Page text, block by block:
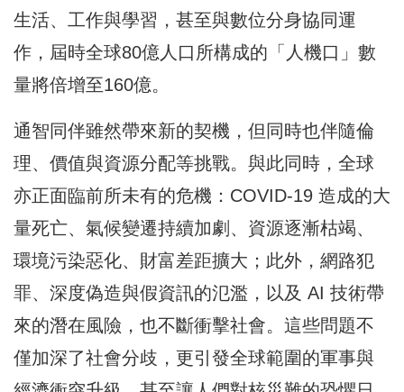
生活、工作與學習，甚至與數位分身協同運
作，屆時全球80億人口所構成的「人機口」數
量將倍增至160億。
通智同伴雖然帶來新的契機，但同時也伴隨倫
理、價值與資源分配等挑戰。與此同時，全球
亦正面臨前所未有的危機：COVID-19 造成的大
量死亡、氣候變遷持續加劇、資源逐漸枯竭、
環境污染惡化、財富差距擴大；此外，網路犯
罪、深度偽造與假資訊的氾濫，以及 AI 技術帶
來的潛在風險，也不斷衝擊社會。這些問題不
僅加深了社會分歧，更引發全球範圍的軍事與